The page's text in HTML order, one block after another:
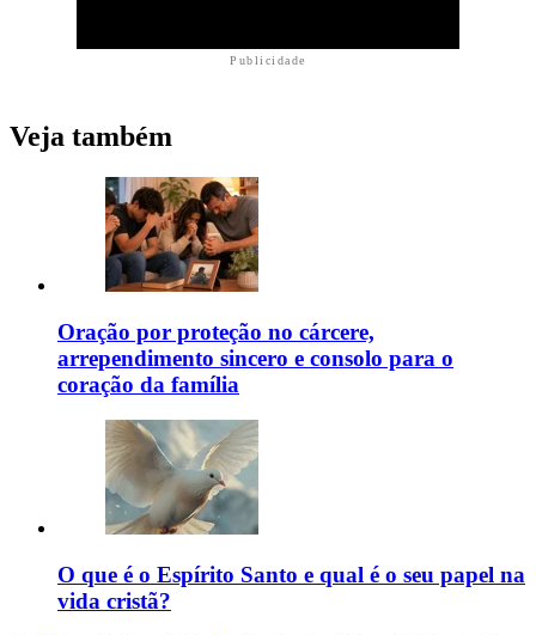
Publicidade
Veja também
Oração por proteção no cárcere,
arrependimento sincero e consolo para o
coração da família
O que é o Espírito Santo e qual é o seu papel na
vida cristã?